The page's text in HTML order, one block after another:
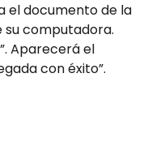
el documento de la
computadora.
Aparecerá el
con éxito”.